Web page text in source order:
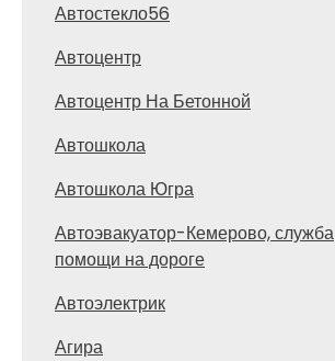
Автостекло56
Автоцентр
Автоцентр На Бетонной
Автошкола
Автошкола Югра
Автоэвакуатор-Кемерово, служба
помощи на дороге
Автоэлектрик
Агира